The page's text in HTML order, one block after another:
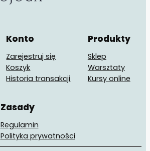
Konto
Zarejestruj się
Koszyk
Historia transakcji
Produkty
Sklep
Warsztaty
Kursy online
Zasady
Regulamin
Polityka prywatności